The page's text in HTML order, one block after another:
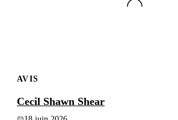
AVIS
Cecil Shawn Shear